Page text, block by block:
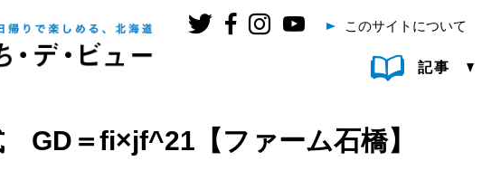
このサイトについて
記事
GD＝fi×jf^21【ファーム石橋】